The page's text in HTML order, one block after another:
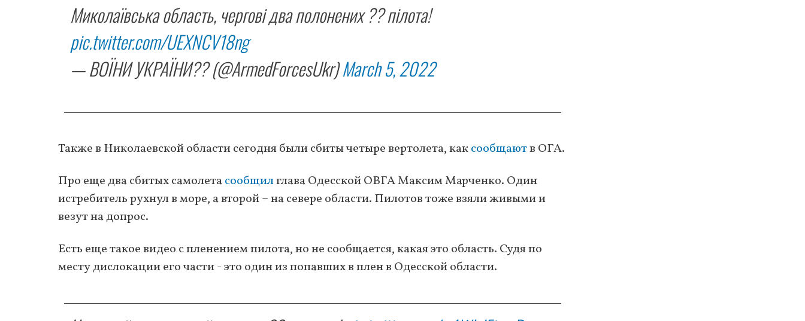
Миколаївська область, чергові два полонених ?? пілота!
pic.twitter.com/UEXNCV18ng
— ВОЇНИ УКРАЇНИ?? (@ArmedForcesUkr)March 5, 2022
Также в Николаевской области сегодня были сбиты четыре вертолета, каксообщаютв ОГА.
Про еще два сбитых самолетасообщилглава Одесской ОВГА Максим Марченко. Один
истребитель рухнул в море, а второй – на севере области. Пилотов тоже взяли живыми и
везут на допрос.
Есть еще такое видео с пленением пилота, но не сообщается, какая это область. Судя по
месту дислокации его части - это один из попавших в плен в Одесской области.